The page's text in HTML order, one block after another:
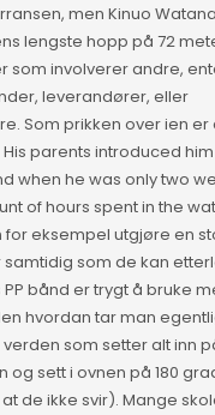
men Kinuo
lengste hopp på 72
som involverer andre,
leverandører, eller
Som prikken over ien er
parents introduced
when he was only two
of hours spent in the
eksempel utgjøre en
som de kan
bånd er trygt å bruke
hvordan tar man
som setter alt inn
og sett i ovnen på 180
at de ikke svir). Mange